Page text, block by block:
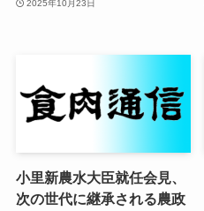
2025年10月23日
小里新農水大臣就任会見、
次の世代に継承される農政